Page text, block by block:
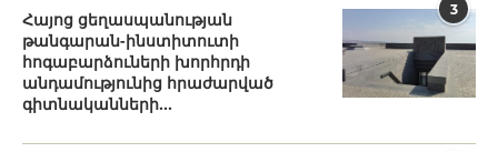
3
Հայոց ցեղասպանության
թանգարան-ինստիտուտի
հոգաբարձուների խորհրդի
անդամությունից հրաժարված
գիտնականների...